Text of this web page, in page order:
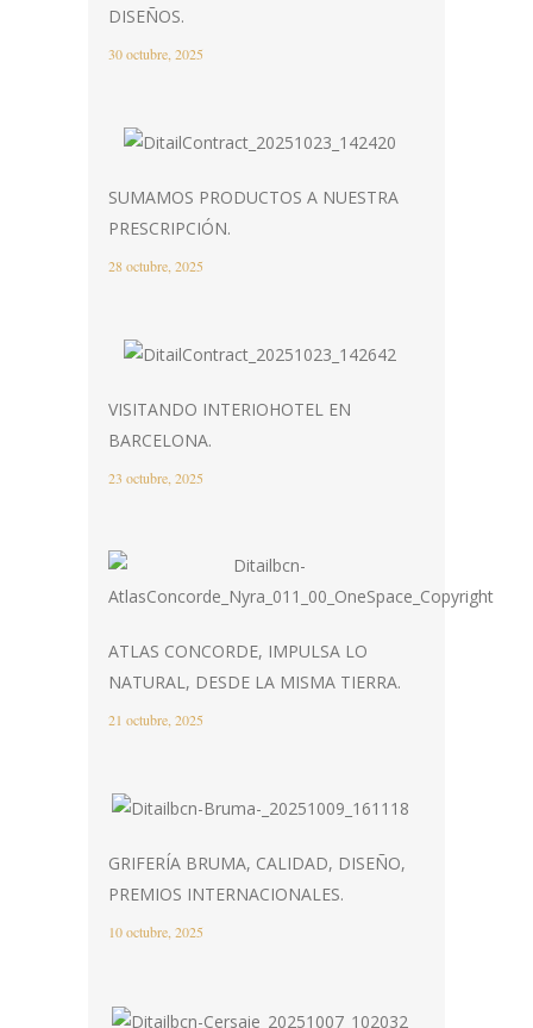
DISEÑOS.
30 octubre, 2025
SUMAMOS PRODUCTOS A NUESTRA
PRESCRIPCIÓN.
28 octubre, 2025
VISITANDO INTERIOHOTEL EN
BARCELONA.
23 octubre, 2025
ATLAS CONCORDE, IMPULSA LO
NATURAL, DESDE LA MISMA TIERRA.
21 octubre, 2025
GRIFERÍA BRUMA, CALIDAD, DISEÑO,
PREMIOS INTERNACIONALES.
10 octubre, 2025